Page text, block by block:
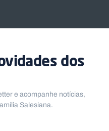
dos
e acompanhe notícias,
Salesiana.